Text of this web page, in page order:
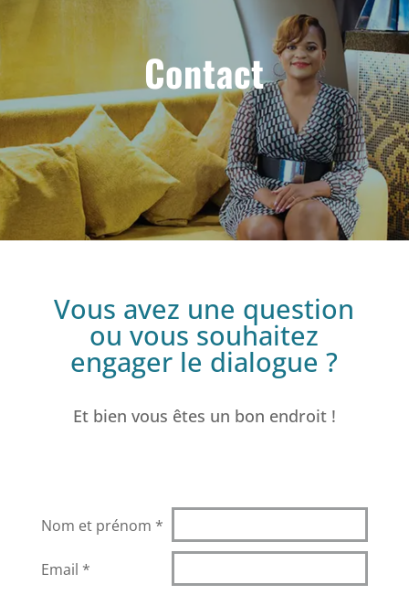
Contact
Vous avez une question
ou vous souhaitez
engager le dialogue ?
Et bien vous êtes un bon endroit !
Nom et prénom *
Email *